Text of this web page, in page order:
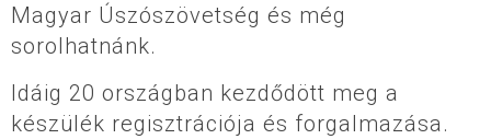
Magyar Úszószövetség és még
sorolhatnánk.
Idáig 20 országban kezdődött meg a
készülék regisztrációja és forgalmazása.